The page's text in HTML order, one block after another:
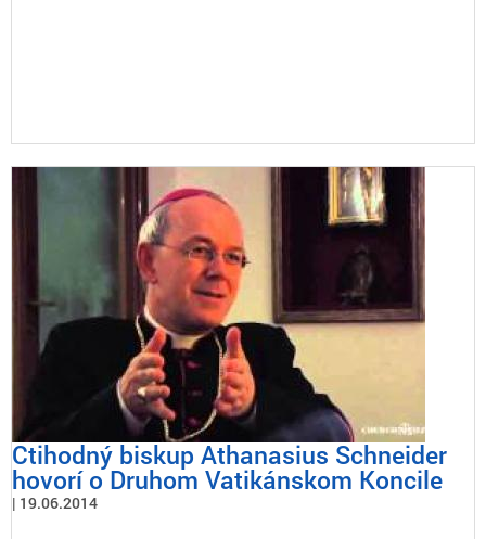
Ctihodný biskup Athanasius Schneider
hovorí o Druhom Vatikánskom Koncile
19.06.2014